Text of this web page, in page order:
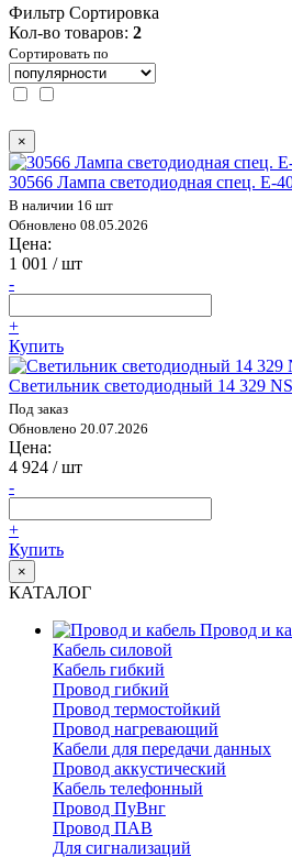
Фильтр Сортировка
Кол-во товаров: 2
Сортировать по
×
30566 Лампа светодиодная спец.
В наличии 16 шт
Обновлено 08.05.2026
Цена:
1 001 / шт
-
+
Купить
Светильник светодиодный 14 329
Под заказ
Обновлено 20.07.2026
Цена:
4 924 / шт
-
+
Купить
×
КАТАЛОГ
Провод и
Кабель силовой
Кабель гибкий
Провод гибкий
Провод термостойкий
Провод нагревающий
Кабели для передачи данных
Провод аккустический
Кабель телефонный
Провод ПуВнг
Провод ПАВ
Для сигнализаций